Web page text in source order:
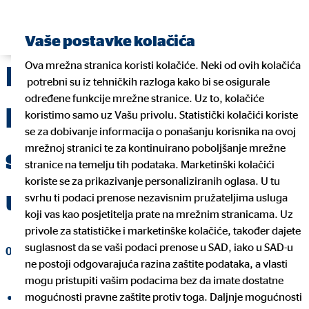
Privremeno izvješće
koncerna 1. – 9./2017.:
sve više i više klijenata
u Europi vjeruje OVB-u
09. studenoga 2017|OVB Holding AG
Podijeli na Facebooku
Vaše postavke kolačića
Ova mrežna stranica koristi kolačiće. Neki od ovih kolačića
potrebni su iz tehničkih razloga kako bi se osigurale
određene funkcije mrežne stranice. Uz to, kolačiće
koristimo samo uz Vašu privolu. Statistički kolačići koriste
se za dobivanje informacija o ponašanju korisnika na ovoj
mrežnoj stranici te za kontinuirano poboljšanje mrežne
stranice na temelju tih podataka. Marketinški kolačići
koriste se za prikazivanje personaliziranih oglasa. U tu
svrhu ti podaci prenose nezavisnim pružateljima usluga
koji vas kao posjetitelja prate na mrežnim stranicama. Uz
privole za statističke i marketinške kolačiće, također dajete
suglasnost da se vaši podaci prenose u SAD, iako u SAD-u
ne postoji odgovarajuća razina zaštite podataka, a vlasti
mogu pristupiti vašim podacima bez da imate dostatne
mogućnosti pravne zaštite protiv toga. Daljnje mogućnosti